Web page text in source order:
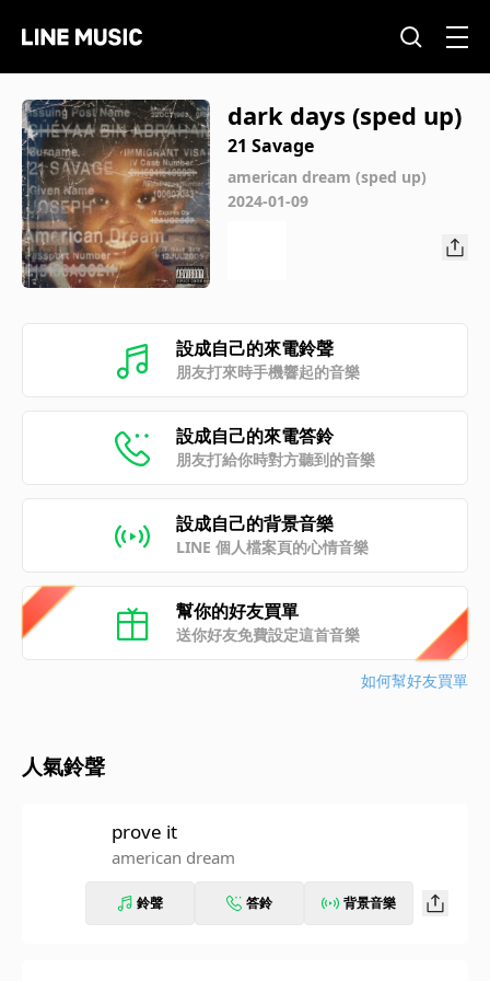
dark days (sped up)
21 Savage
american dream (sped up)
2024-01-09
設成自己的來電鈴聲
朋友打來時手機響起的音樂
設成自己的來電答鈴
朋友打給你時對方聽到的音樂
設成自己的背景音樂
LINE 個人檔案頁的心情音樂
幫你的好友買單
送你好友免費設定這首音樂
如何幫好友買單
人氣鈴聲
prove it
american dream
鈴聲 答鈴 背景音樂